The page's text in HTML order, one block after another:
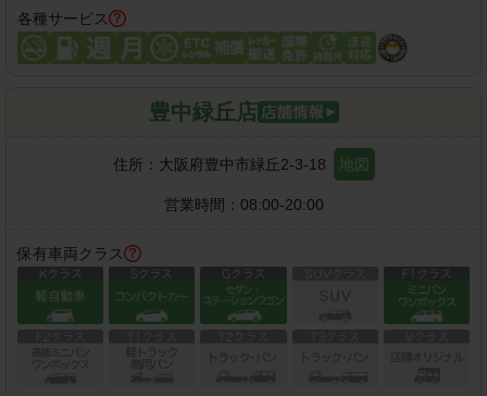
各種サービス
豊中緑丘店
住所： 大阪府豊中市緑丘2-3-18 地図
営業時間： 08:00-20:00
保有車両クラス